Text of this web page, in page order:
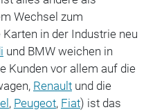
Wechsel zum
in der Industrie neu
und BMW weichen in
Kunden vor allem auf die
Renaultund die
, Peugeot, Fiat) ist das